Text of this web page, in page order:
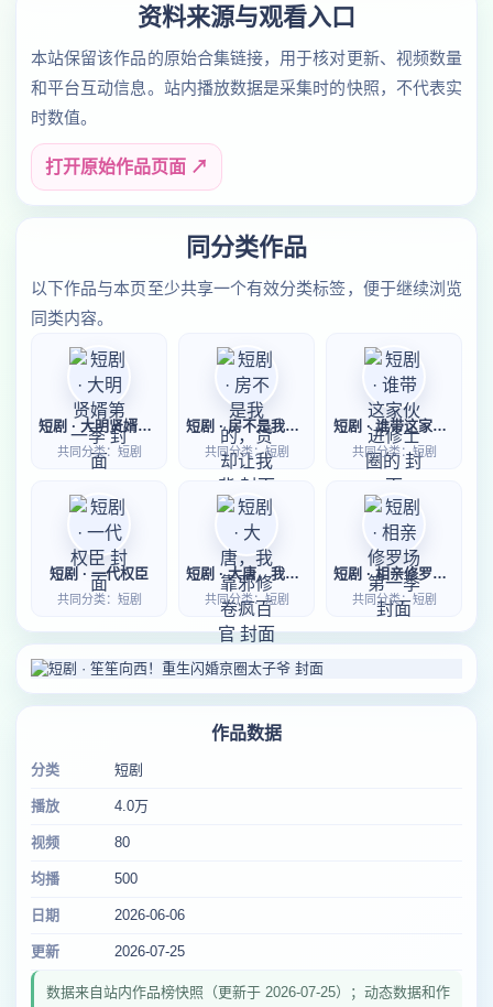
资料来源与观看入口
本站保留该作品的原始合集链接，用于核对更新、视频数量
和平台互动信息。站内播放数据是采集时的快照，不代表实
时数值。
打开原始作品页面 ↗
同分类作品
以下作品与本页至少共享一个有效分类标签，便于继续浏览
同类内容。
短剧 · 大明贤婿第一季
共同分类：短剧
短剧 · 房不是我的，贷却让我背
共同分类：短剧
短剧 · 谁带这家伙进修士圈的
共同分类：短剧
短剧 · 一代权臣
共同分类：短剧
短剧 · 大唐，我靠邪修卷疯百官
共同分类：短剧
短剧 · 相亲修罗场第一季
共同分类：短剧
作品数据
分类 短剧
播放 4.0万
视频 80
均播 500
日期 2026-06-06
更新 2026-07-25
数据来自站内作品榜快照（更新于 2026-07-25）；动态数据和作